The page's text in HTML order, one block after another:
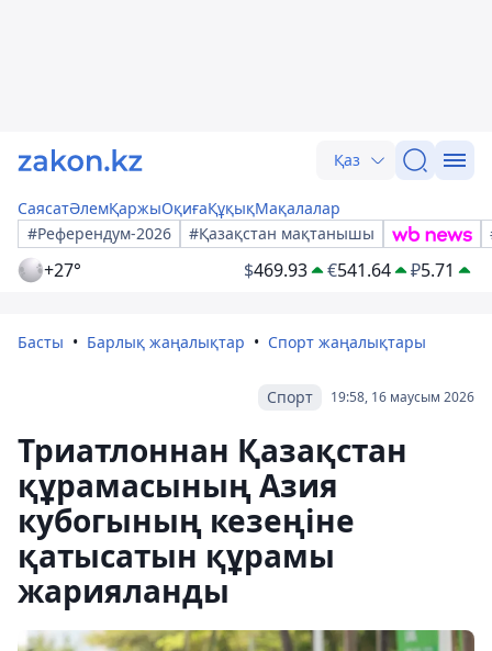
Қаз
СаясатӘлемҚаржыОқиғаҚұқықМақалалар
#Референдум-2026
#Қазақстан мақтанышы
+27° $469.93 €541.64 ₽5.71
Басты Барлық жаңалықтар Спорт жаңалықтары
19:58, 16 маусым 2026
Спорт
Триатлоннан Қазақстан
құрамасының Азия
кубогының кезеңіне
қатысатын құрамы
жарияланды